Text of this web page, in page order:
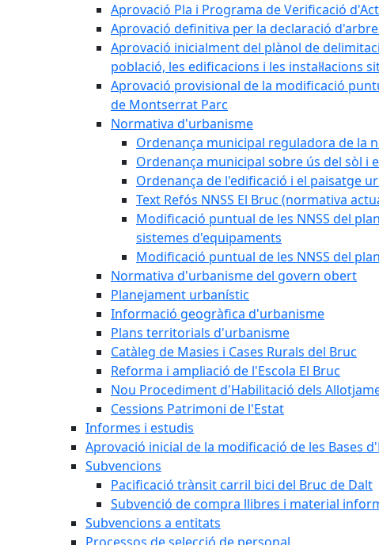
Aprovació Pla i Programa de Verificació
Aprovació definitiva per la declaració
Aprovació inicialment del plànol de
població, les edificacions i les instal·lacions
Aprovació provisional de la modificació
de Montserrat Parc
Normativa d'urbanisme
Ordenança municipal reguladora de la
Ordenança municipal sobre ús del sòl i
Ordenança de l'edificació i el paisatge
Text Refós NNSS El Bruc (normativa
Modificació puntual de les NNSS del
sistemes d'equipaments
Modificació puntual de les NNSS del
Normativa d'urbanisme del govern obert
Planejament urbanístic
Informació geogràfica d'urbanisme
Plans territorials d'urbanisme
Catàleg de Masies i Cases Rurals del Bruc
Reforma i ampliació de l'Escola El Bruc
Nou Procediment d'Habilitació dels
Cessions Patrimoni de l'Estat
Informes i estudis
Aprovació inicial de la modificació de les Bases
Subvencions
Pacificació trànsit carril bici del Bruc de Dalt
Subvenció de compra llibres i material
Subvencions a entitats